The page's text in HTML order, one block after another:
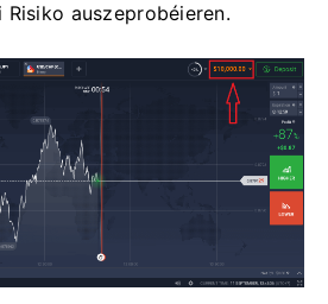
auszeprobéieren.